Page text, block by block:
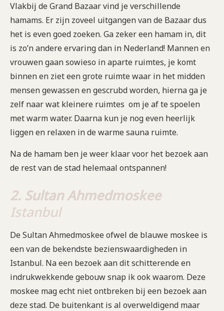
Vlakbij de Grand Bazaar vind je verschillende
hamams. Er zijn zoveel uitgangen van de Bazaar dus
het is even goed zoeken. Ga zeker een hamam in, dit
is zo’n andere ervaring dan in Nederland! Mannen en
vrouwen gaan sowieso in aparte ruimtes, je komt
binnen en ziet een grote ruimte waar in het midden
mensen gewassen en gescrubd worden, hierna ga je
zelf naar wat kleinere ruimtes om je af te spoelen
met warm water. Daarna kun je nog even heerlijk
liggen en relaxen in de warme sauna ruimte.
Na de hamam ben je weer klaar voor het bezoek aan
de rest van de stad helemaal ontspannen!
2. Sultan Ahmedmoskee
Istanbul
De Sultan Ahmedmoskee ofwel de blauwe moskee is
een van de bekendste bezienswaardigheden in
Istanbul. Na een bezoek aan dit schitterende en
indrukwekkende gebouw snap ik ook waarom. Deze
moskee mag echt niet ontbreken bij een bezoek aan
deze stad. De buitenkant is al overweldigend maar